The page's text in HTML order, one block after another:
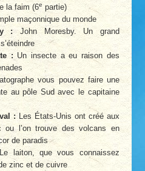
la faim (6epartie)
maçonnique du monde
:John Moresby. Un grand
:Un insecte a eu raison des
vous pouvez faire une
au pôle Sud avec le capitaine
:Les États-Unis ont créé aux
ou l’on trouve des volcans en
de paradis
laiton, que vous connaissez
zinc et de cuivre